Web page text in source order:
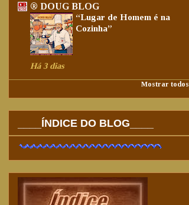
® DOUG BLOG
“Lugar de Homem é na
Cozinha”
Há 3 dias
Mostrar todos
____ÍNDICE DO BLOG____